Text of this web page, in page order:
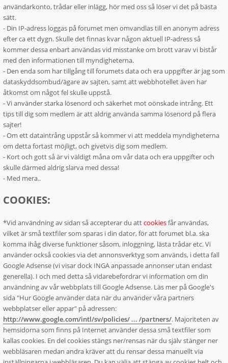
användarkonto, trådar eller inlägg, hör med oss så löser vi det på bästa
sätt.
- Din IP-adress loggas på forumet men omvandlas till en anonym adress
efter ca ett dygn. Skulle det finnas kvar någon aktuell IP-adress så
kommer dessa enbart användas vid misstanke om brott varav vi bistår
med den informationen till myndigheterna.
- Den enda som har tillgång till forumets data och era uppgifter är jag som
dataskyddsombud/ägare av sajten, samt att webbhotellet även har
åtkomst om något fel skulle uppstå.
- Vi använder starka lösenord och säkerhet mot oönskade intrång. Ett
tips till dig som medlem är att aldrig använda samma lösenord på flera
sajter!
- Om ett dataintrång uppstår så kommer vi att meddela myndigheterna
om detta fortast möjligt, och givetvis dig som medlem.
- Kort och gott så är vi väldigt måna om vår data och era uppgifter och
skulle därmed aldrig slarva med dessa!
- Med mera..
COOKIES:
*Vid användning av sidan så accepterar du attcookiesfår användas,
vilket är små textfiler som sparas i din dator, för att forumet bl.a. ska
komma ihåg diverse funktioner såsom, inloggning, lästa trådar etc. Vi
använder också cookies via det annonsverktyg som används, i detta fall
Google Adsense (vi visar dock INGA anpassade annonser utan endast
generella). I och med detta så vidarebefordrar vi information om din
användning av vår webbplats till Google Adsense. Läs mer på Google's
sida "Hur Google använder data när du använder våra partners
webbplatser eller appar" på adressen:
http://www.google.com/intl/sv/policies/ ... /partners/. Majoriteten av
hemsidorna som finns på Internet använder dessa små textfiler som
kallas cookies. En del cookies stängs ner/rensas när du själv stänger ner
webbläsaren medan andra kräver att du rensar dessa manuellt via